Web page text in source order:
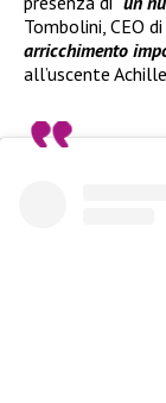
Tombolini, CEO
arricchimento
all’uscente